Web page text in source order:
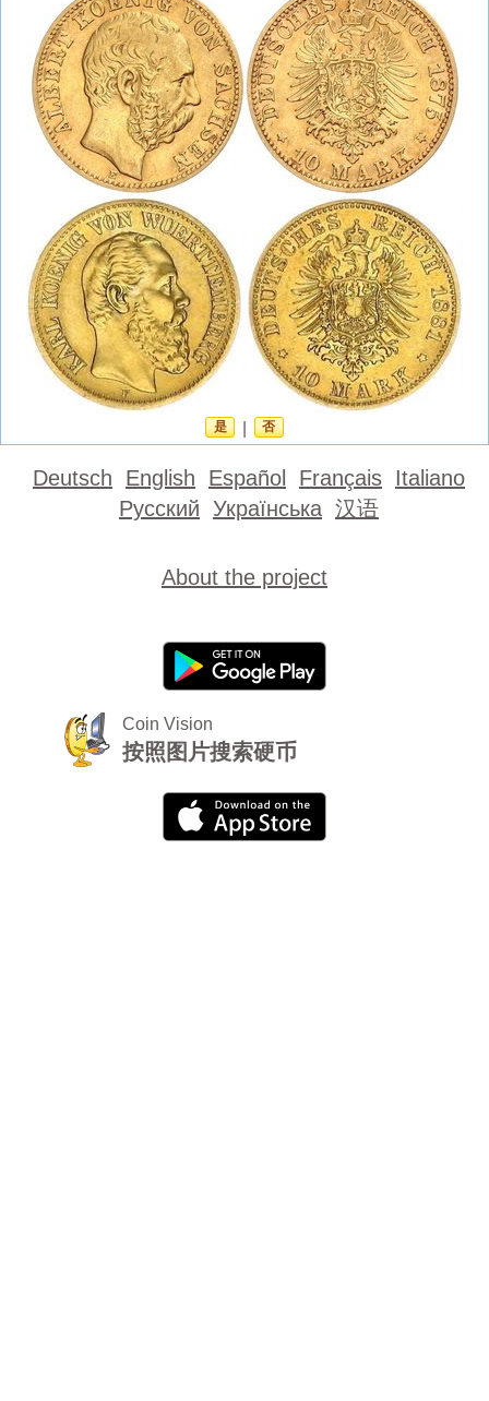
是 否
Deutsch English Español Français Italiano
Русский Українська 汉语
About the project
Coin Vision
按照图片搜索硬币